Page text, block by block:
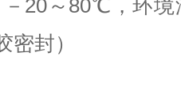
20～80℃，环境
密封）